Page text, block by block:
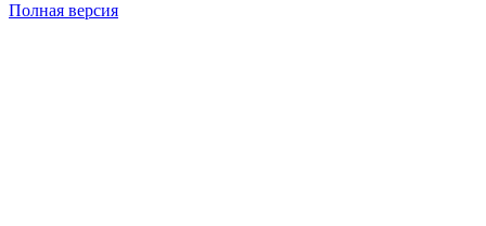
Полная версия